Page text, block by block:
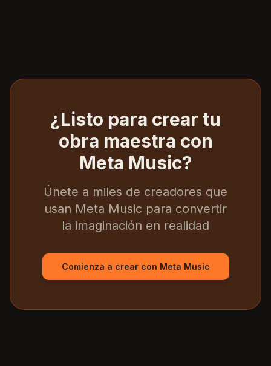
¿Listo para crear tu
obra maestra con
Meta Music?
Únete a miles de creadores que
usan Meta Music para convertir
la imaginación en realidad
Comienza a crear con Meta Music